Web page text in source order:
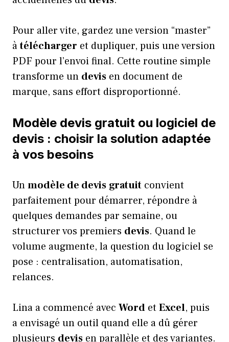
Pour aller vite, gardez une version “master”
àtélécharger et dupliquer, puis une version
PDF pour l’envoi final. Cette routine simple
transforme un devis en document de
marque, sans effort disproportionné.
Modèle devis gratuit ou logiciel de
devis : choisir la solution adaptée
à vos besoins
Unmodèle de devis gratuit convient
parfaitement pour démarrer, répondre à
quelques demandes par semaine, ou
structurer vos premiers devis. Quand le
volume augmente, la question du logiciel se
pose : centralisation, automatisation,
relances.
Lina a commencé avec Word etExcel, puis
a envisagé un outil quand elle a dû gérer
plusieurs devis en parallèle et des variantes.